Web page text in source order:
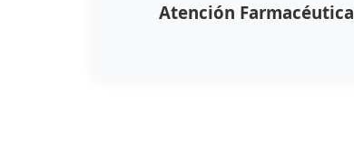
Atención Farmacéutica